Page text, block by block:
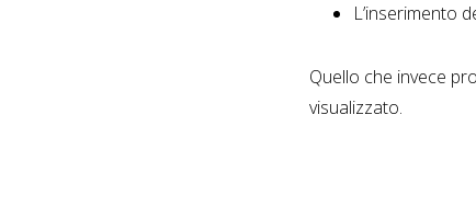
L’inserimento
Quello che invece
visualizzato.